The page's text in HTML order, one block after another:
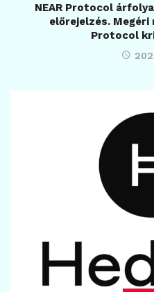
NEAR Protocol
előrejelzés. Megéri
Protocol